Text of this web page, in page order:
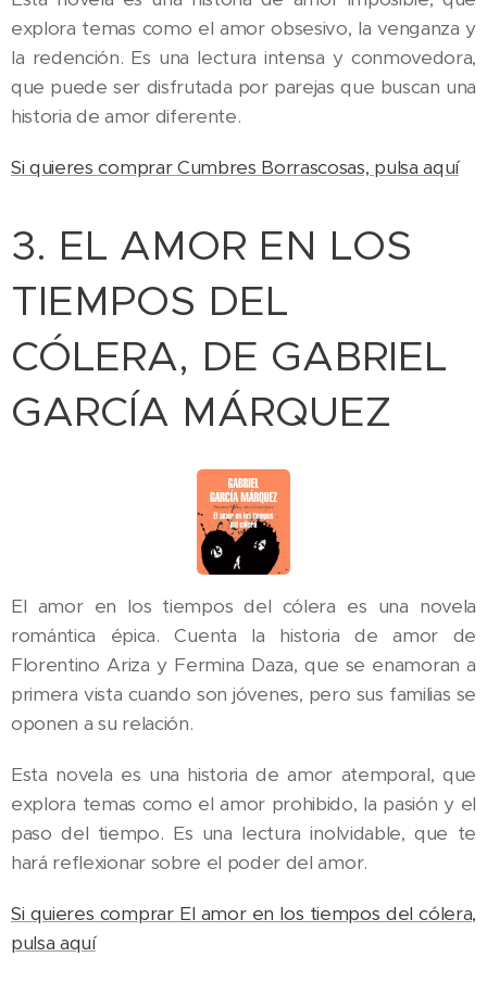
explora temas como el amor obsesivo, la venganza y
la redención. Es una lectura intensa y conmovedora,
que puede ser disfrutada por parejas que buscan una
historia de amor diferente.
Si quieres comprar Cumbres Borrascosas, pulsa aquí
3. EL AMOR EN LOS
TIEMPOS DEL
CÓLERA, DE GABRIEL
GARCÍA MÁRQUEZ
El amor en los tiempos del cólera es una novela
romántica épica. Cuenta la historia de amor de
Florentino Ariza y Fermina Daza, que se enamoran a
primera vista cuando son jóvenes, pero sus familias se
oponen a su relación.
Esta novela es una historia de amor atemporal, que
explora temas como el amor prohibido, la pasión y el
paso del tiempo. Es una lectura inolvidable, que te
hará reflexionar sobre el poder del amor.
Si quieres comprar El amor en los tiempos del cólera,
pulsa aquí